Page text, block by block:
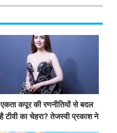
एकता कपूर की रणनीतियों से बदल
टीवी का चेहरा? तेजस्वी प्रकाश ने